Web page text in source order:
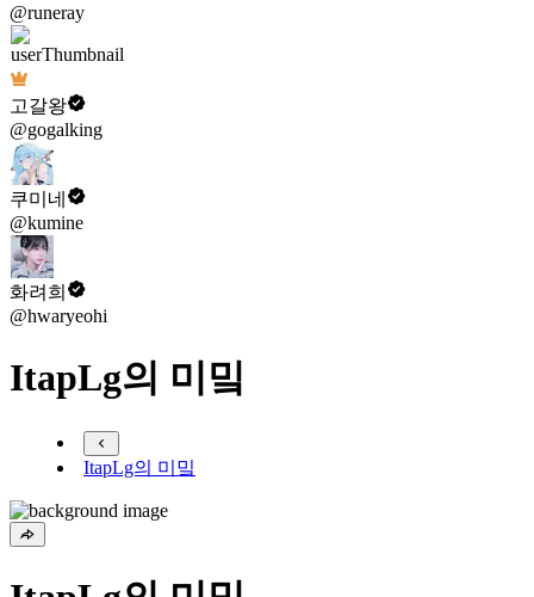
@runeray
고갈왕
@gogalking
쿠미네
@kumine
화려희
@hwaryeohi
ItapLg의 미밐
ItapLg의 미밐